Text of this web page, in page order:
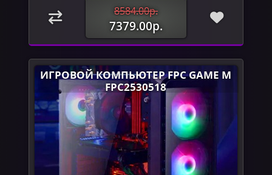
8584.00р.
7379.00р.
ИГРОВОЙ КОМПЬЮТЕР FPC GAME M
FPC2530518